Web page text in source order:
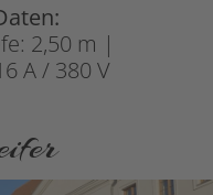
2,50 m |
A / 380 V